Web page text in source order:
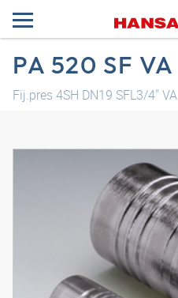
PA 520 SF VA
Fij.pres 4SH DN19 SFL3/4" VA